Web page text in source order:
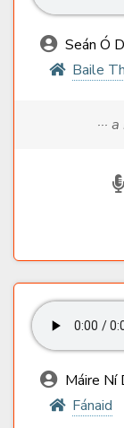
Seán Ó
Baile
···
Máire Ní
Fánaid